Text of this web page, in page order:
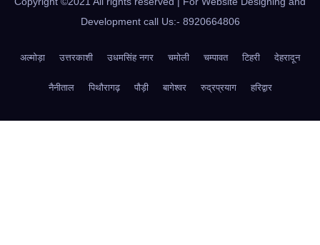
Development call Us:- 8920664806
अल्मोड़ा उत्तरकाशी उधमसिंह नगर चमोली चम्पावत टिहरी देहरादून
नैनीताल पिथौरागढ़ पौड़ी बागेश्वर रुद्रप्रयाग हरिद्वार